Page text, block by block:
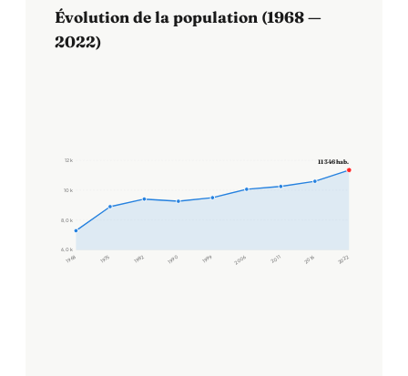
Évolution de la population (1968 —
2022)
6,0 k
8,0 k
10 k
12 k
1968 1975 1982 1990 1999 2006 2011 2016 2022
11 346 hab.